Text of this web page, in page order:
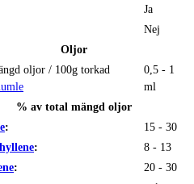
Ja
Nej
Oljor
oljor / 100g torkad
0,5 - 1
ml
% av total mängd oljor
:
15 - 30
:
8 - 13
:
20 - 30